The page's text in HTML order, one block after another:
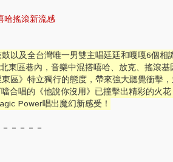
哈搖滾新流感
以及全台灣唯一男雙主唱廷廷和嘎嘎6個相
東區巷內，音樂中混搭嘻哈、放克、搖滾
區》特立獨行的態度，帶來強大聽覺衝擊
合唱的《他說你沒用》已撞擊出精彩的火
Power唱出魔幻新感受！
－－－－